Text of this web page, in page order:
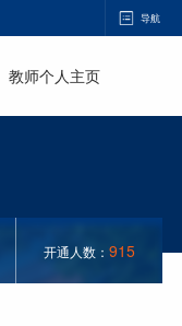
导航
教师个人主页
开通人数： 915